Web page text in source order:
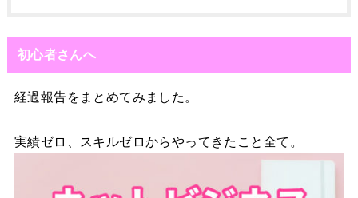
初心者さんへ
経過報告をまとめてみました。
実績ゼロ、スキルゼロからやってきたこと全て。